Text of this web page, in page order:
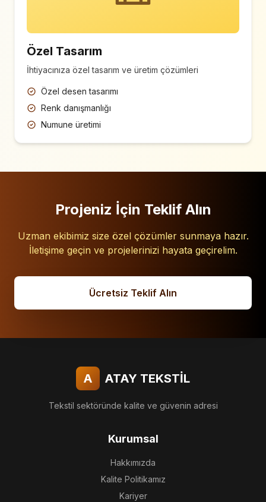
Özel Tasarım
İhtiyacınıza özel tasarım ve üretim çözümleri
Özel desen tasarımı
Renk danışmanlığı
Numune üretimi
Projeniz İçin Teklif Alın
Uzman ekibimiz size özel çözümler sunmaya hazır.
İletişime geçin ve projelerinizi hayata geçirelim.
Ücretsiz Teklif Alın
A ATAY TEKSTİL
Tekstil sektöründe kalite ve güvenin adresi
Kurumsal
Hakkımızda
Kalite Politikamız
Kariyer